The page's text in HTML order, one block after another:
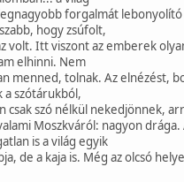
forgalmát
hogy zsúfolt,
volt. Itt viszont az emberek
elhinni. Nem
menned, tolnak. Az elnézést,
a szótárukból,
csak szó nélkül nekedjönnek,
Moszkváról: nagyon
is a világ egyik
de a kaja is. Még az olcsó